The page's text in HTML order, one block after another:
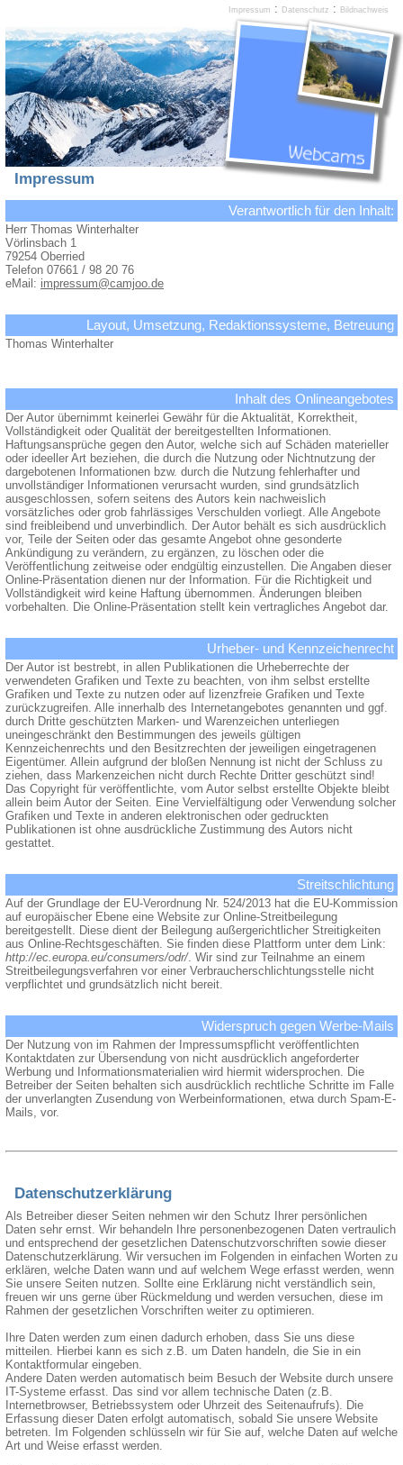
Impressum
Verantwortlich für den Inhalt:
Herr Thomas Winterhalter
Vörlinsbach 1
79254 Oberried
Telefon 07661 / 98 20 76
eMail: impressum@camjoo.de
Layout, Umsetzung, Redaktionssysteme, Betreuung
Thomas Winterhalter
Inhalt des Onlineangebotes
Der Autor übernimmt keinerlei Gewähr für die Aktualität, Korrektheit,
Vollständigkeit oder Qualität der bereitgestellten Informationen.
Haftungsansprüche gegen den Autor, welche sich auf Schäden materieller
oder ideeller Art beziehen, die durch die Nutzung oder Nichtnutzung der
dargebotenen Informationen bzw. durch die Nutzung fehlerhafter und
unvollständiger Informationen verursacht wurden, sind grundsätzlich
ausgeschlossen, sofern seitens des Autors kein nachweislich
vorsätzliches oder grob fahrlässiges Verschulden vorliegt. Alle Angebote
sind freibleibend und unverbindlich. Der Autor behält es sich ausdrücklich
vor, Teile der Seiten oder das gesamte Angebot ohne gesonderte
Ankündigung zu verändern, zu ergänzen, zu löschen oder die
Veröffentlichung zeitweise oder endgültig einzustellen. Die Angaben dieser
Online-Präsentation dienen nur der Information. Für die Richtigkeit und
Vollständigkeit wird keine Haftung übernommen. Änderungen bleiben
vorbehalten. Die Online-Präsentation stellt kein vertragliches Angebot dar.
Urheber- und Kennzeichenrecht
Der Autor ist bestrebt, in allen Publikationen die Urheberrechte der
verwendeten Grafiken und Texte zu beachten, von ihm selbst erstellte
Grafiken und Texte zu nutzen oder auf lizenzfreie Grafiken und Texte
zurückzugreifen. Alle innerhalb des Internetangebotes genannten und ggf.
durch Dritte geschützten Marken- und Warenzeichen unterliegen
uneingeschränkt den Bestimmungen des jeweils gültigen
Kennzeichenrechts und den Besitzrechten der jeweiligen eingetragenen
Eigentümer. Allein aufgrund der bloßen Nennung ist nicht der Schluss zu
ziehen, dass Markenzeichen nicht durch Rechte Dritter geschützt sind!
Das Copyright für veröffentlichte, vom Autor selbst erstellte Objekte bleibt
allein beim Autor der Seiten. Eine Vervielfältigung oder Verwendung solcher
Grafiken und Texte in anderen elektronischen oder gedruckten
Publikationen ist ohne ausdrückliche Zustimmung des Autors nicht
gestattet.
Streitschlichtung
Auf der Grundlage der EU-Verordnung Nr. 524/2013 hat die EU-Kommission
auf europäischer Ebene eine Website zur Online-Streitbeilegung
bereitgestellt. Diese dient der Beilegung außergerichtlicher Streitigkeiten
aus Online-Rechtsgeschäften. Sie finden diese Plattform unter dem Link:
http://ec.europa.eu/consumers/odr/. Wir sind zur Teilnahme an einem
Streitbeilegungsverfahren vor einer Verbraucherschlichtungsstelle nicht
verpflichtet und grundsätzlich nicht bereit.
Widerspruch gegen Werbe-Mails
Der Nutzung von im Rahmen der Impressumspflicht veröffentlichten
Kontaktdaten zur Übersendung von nicht ausdrücklich angeforderter
Werbung und Informationsmaterialien wird hiermit widersprochen. Die
Betreiber der Seiten behalten sich ausdrücklich rechtliche Schritte im Falle
der unverlangten Zusendung von Werbeinformationen, etwa durch Spam-E-
Mails, vor.
Datenschutzerklärung
Als Betreiber dieser Seiten nehmen wir den Schutz Ihrer persönlichen
Daten sehr ernst. Wir behandeln Ihre personenbezogenen Daten vertraulich
und entsprechend der gesetzlichen Datenschutzvorschriften sowie dieser
Datenschutzerklärung. Wir versuchen im Folgenden in einfachen Worten zu
erklären, welche Daten wann und auf welchem Wege erfasst werden, wenn
Sie unsere Seiten nutzen. Sollte eine Erklärung nicht verständlich sein,
freuen wir uns gerne über Rückmeldung und werden versuchen, diese im
Rahmen der gesetzlichen Vorschriften weiter zu optimieren.
Ihre Daten werden zum einen dadurch erhoben, dass Sie uns diese
mitteilen. Hierbei kann es sich z.B. um Daten handeln, die Sie in ein
Kontaktformular eingeben.
Andere Daten werden automatisch beim Besuch der Website durch unsere
IT-Systeme erfasst. Das sind vor allem technische Daten (z.B.
Internetbrowser, Betriebssystem oder Uhrzeit des Seitenaufrufs). Die
Erfassung dieser Daten erfolgt automatisch, sobald Sie unsere Website
betreten. Im Folgenden schlüsseln wir für Sie auf, welche Daten auf welche
Art und Weise erfasst werden.
Impressum : Datenschutz : Bildnachweis